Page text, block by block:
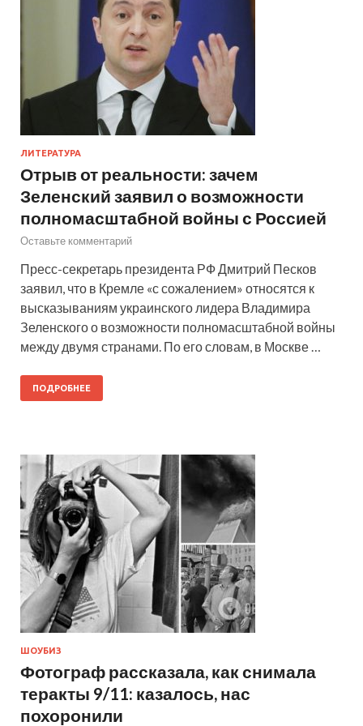
ЛИТЕРАТУРА
Отрыв от реальности: зачем
Зеленский заявил о возможности
полномасштабной войны с Россией
Оставьте комментарий
Пресс-секретарь президента РФ Дмитрий Песков
заявил, что в Кремле «с сожалением» относятся к
высказываниям украинского лидера Владимира
Зеленского о возможности полномасштабной войны
между двумя странами. По его словам, в Москве …
ПОДРОБНЕЕ
ШОУБИЗ
Фотограф рассказала, как снимала
теракты 9/11: казалось, нас
похоронили